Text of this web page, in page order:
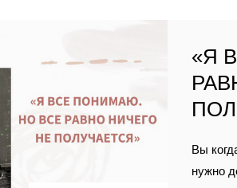
«Я
Вы
нужно